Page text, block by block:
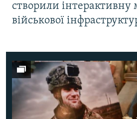
створили інтерактивну
військової